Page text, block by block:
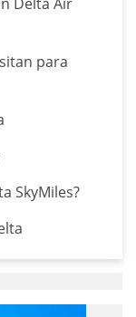
para
SkyMiles?